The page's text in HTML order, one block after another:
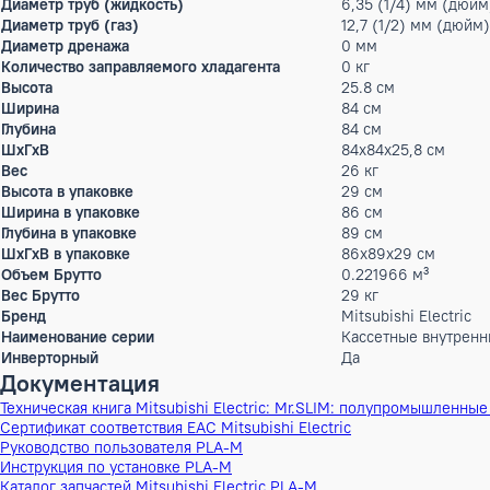
Потребляемая мощность (обогрев)
0.03 кВт
Расход воздуха
1080 м³/ч
Параметры электропитания
Номинальный рабочий ток
Max. кол-во подключаемых внутренних блоков0
Max.длина магистрали
20 м
Перепад высот
0 м
Диаметр труб (жидкость)
Диаметр труб (газ)
12,7 (1/2) мм
Диаметр дренажа
0 мм
Количество заправляемого хладагента
0 кг
Высота
25.8 см
Ширина
84 см
Глубина
84 см
ШxГxВ
84x84x25,8
Вес
Высота в упаковке
Ширина в упаковке
Глубина в упаковке
89 см
ШxГxВ в упаковке
Объем Брутто